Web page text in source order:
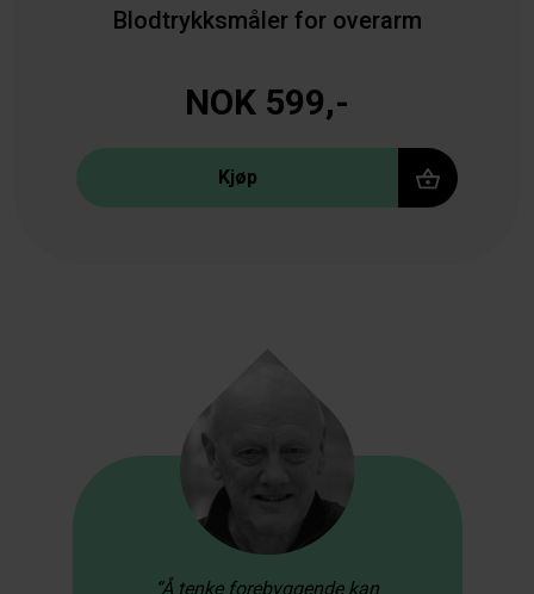
Blodtrykksmåler for overarm
NOK 599,-
Kjøp
“Å tenke forebyggende kan